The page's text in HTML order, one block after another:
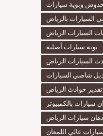
وبوية سيارات
السيارات بالرياض
السيارات الرياض
بوية سيارات أصلية
السيارات الرياض
شاصي السيارات
تقدير حوادث الرياض
سيارات بالكمبيوتر
دهان سيارات الرياض
عالي اللمعان